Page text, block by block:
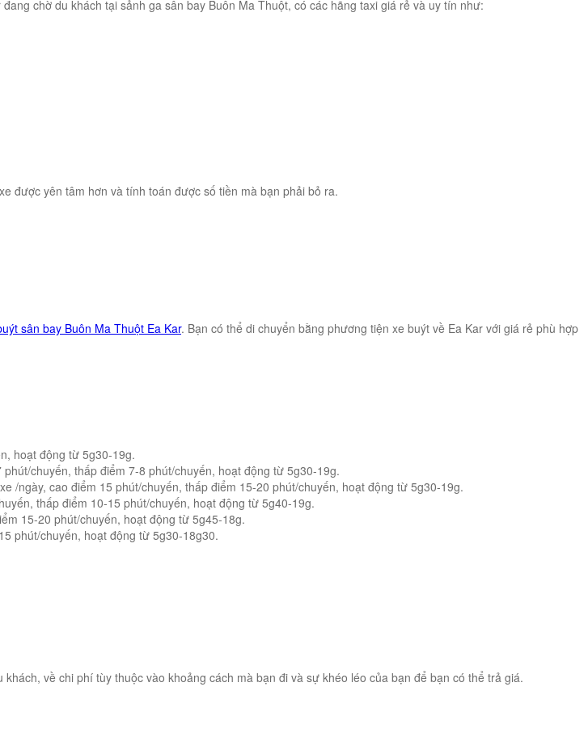
chờ du khách tại sảnh ga sân bay Buôn Ma Thuột, có các hãng taxi giá rẻ và uy tín như:
được yên tâm hơn và tính toán được số tiền mà bạn phải bỏ ra.
sân bay Buôn Ma Thuột Ea Kar. Bạn có thể di chuyển bằng phương tiện xe buýt về Ea Kar với giá rẻ phù hợp
hoạt động từ 5g30-19g.
chuyến, thấp điểm 7-8 phút/chuyến, hoạt động từ 5g30-19g.
/ngày, cao điểm 15 phút/chuyến, thấp điểm 15-20 phút/chuyến, hoạt động từ 5g30-19g.
thấp điểm 10-15 phút/chuyến, hoạt động từ 5g40-19g.
15-20 phút/chuyến, hoạt động từ 5g45-18g.
phút/chuyến, hoạt động từ 5g30-18g30.
về chi phí tùy thuộc vào khoảng cách mà bạn đi và sự khéo léo của bạn để bạn có thể trả giá.